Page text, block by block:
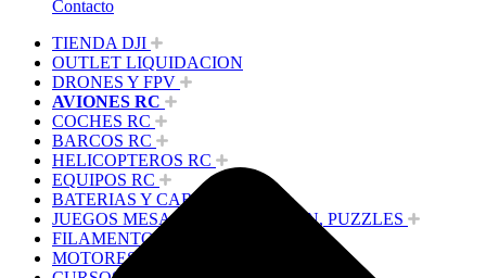
Contacto
TIENDA DJI
OUTLET LIQUIDACION
DRONES Y FPV
AVIONES RC
COCHES RC
BARCOS RC
HELICOPTEROS RC
EQUIPOS RC
BATERIAS Y CARGADORES
JUEGOS MESA, CONSTRUCCION, PUZZLES
FILAMENTO IMPRESORA 3D
MOTORES Y ACCESORIOS